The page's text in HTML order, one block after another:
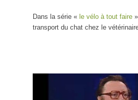
Dans la série « le vélo à tout faire
transport du chat chez le